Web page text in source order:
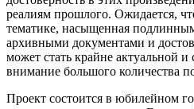
реалиям прошлого. Ожидается,
тематике, насыщенная
архивными документами и
может стать крайне актуальной
внимание большого количества
Проект состоится в юбилейном